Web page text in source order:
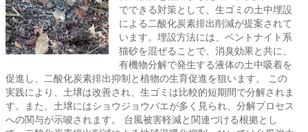
でできる対策として、生ゴミの土中埋設
による二酸化炭素排出削減が提案されて
います。埋設方法には、ベントナイト系
猫砂を混ぜることで、消臭効果と共に、
有機物分解で発生する液体の土中吸着を
促進し、二酸化炭素排出抑制と植物の生育促進を狙います。 この
実践により、土壌は改善され、生ゴミは比較的短期間で分解されま
す。また、土壌にはショウジョウバエが多く見られ、分解プロセス
への関与が示唆されます。 台風被害軽減と関連づける根拠とし